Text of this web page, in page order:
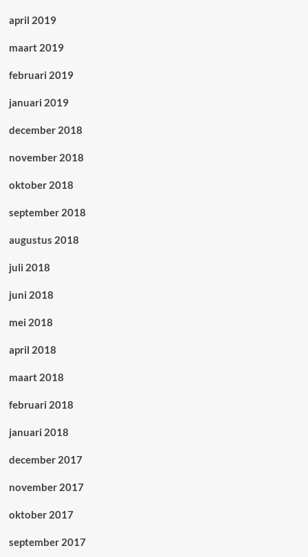
april 2019
maart 2019
februari 2019
januari 2019
december 2018
november 2018
oktober 2018
september 2018
augustus 2018
juli 2018
juni 2018
mei 2018
april 2018
maart 2018
februari 2018
januari 2018
december 2017
november 2017
oktober 2017
september 2017